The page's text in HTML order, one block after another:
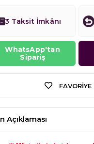
3 Taksit İmkânı
WhatsApp'tan
Sipariş
FAVORIYE
Açıklaması